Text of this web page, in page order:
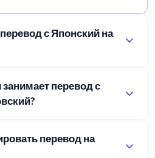
с Японский на
перевод с
перевод на